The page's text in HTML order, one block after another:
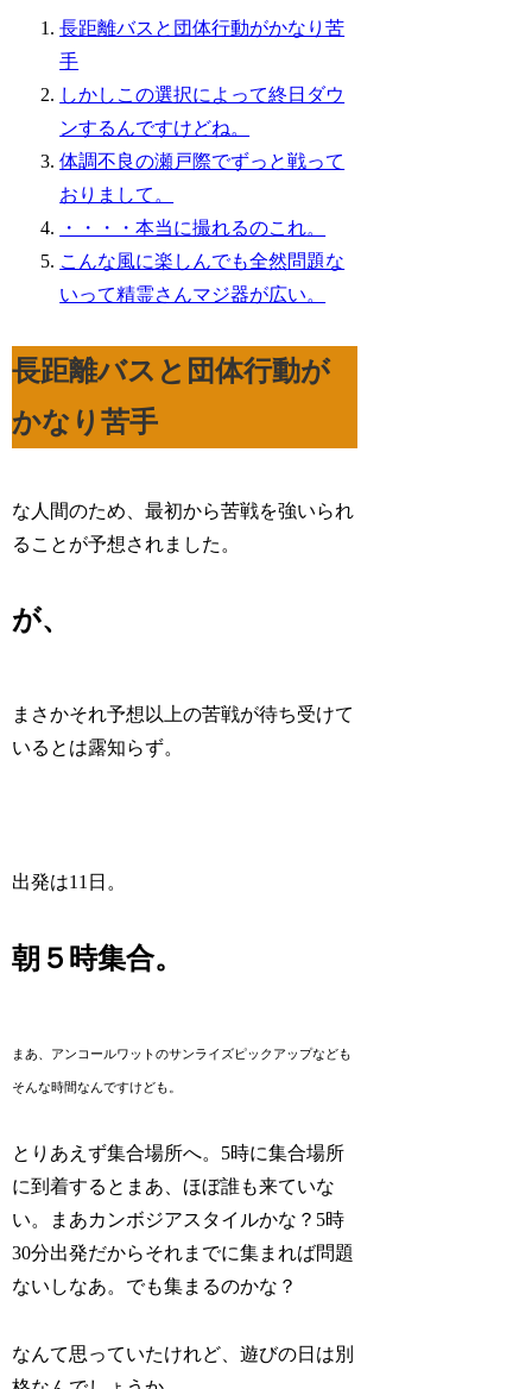
長距離バスと団体行動がかなり苦
手
しかしこの選択によって終日ダウ
ンするんですけどね。
体調不良の瀬戸際でずっと戦って
おりまして。
・・・・本当に撮れるのこれ。
こんな風に楽しんでも全然問題な
いって精霊さんマジ器が広い。
長距離バスと団体行動が
かなり苦手
な人間のため、最初から苦戦を強いられ
ることが予想されました。
が、
まさかそれ予想以上の苦戦が待ち受けて
いるとは露知らず。
出発は11日。
朝５時集合。
まあ、アンコールワットのサンライズピックアップなども
そんな時間なんですけども。
とりあえず集合場所へ。5時に集合場所
に到着するとまあ、ほぼ誰も来ていな
い。まあカンボジアスタイルかな？5時
30分出発だからそれまでに集まれば問題
ないしなあ。でも集まるのかな？
なんて思っていたけれど、遊びの日は別